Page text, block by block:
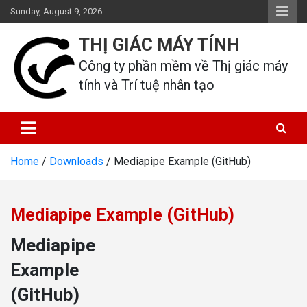
Skip
to
content
Sunday, August 9, 2026
THỊ GIÁC MÁY TÍNH
Công ty phần mềm về Thị giác máy
tính và Trí tuệ nhân tạo
Home Downloads Mediapipe Example (GitHub)
Mediapipe Example (GitHub)
Mediapipe
Example
(GitHub)